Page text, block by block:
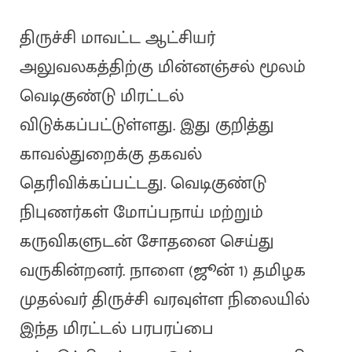
திருச்சி மாவட்ட ஆட்சியர்
அலுவலகத்திற்கு மின்னஞ்சல் மூலம்
வெடிகுண்டு மிரட்டல்
விடுக்கப்பட்டுள்ளது. இது குறித்து
காவல்துறைக்கு தகவல்
தெரிவிக்கப்பட்டது. வெடிகுண்டு
நிபுணர்கள் மோப்பநாய் மற்றும்
கருவிகளுடன் சோதனை செய்து
வருகின்றனர். நாளை (ஜூன் 1) தமிழக
முதல்வர் திருச்சி வரவுள்ள நிலையில்
இந்த மிரட்டல் பரபரப்பை